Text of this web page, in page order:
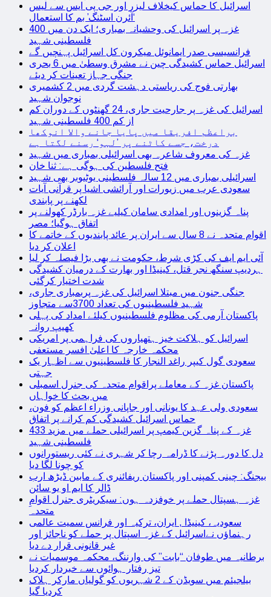
اسرائیل کا حماس کیخلاف لیزر اور جی پی ایس سے لیس
‘آئرن اسٹنگ’ بم کا استعمال
غزہ پر اسرائیل کی وحشیانہ بمباری؛ ایک دن میں 400
فلسطینی شہید
فرانسیسی صدر ایمانوئل میکرون کل اسرائیل پہنچیں گے
اسرائیل حماس کشیدگی چین نے مشرق وسطیٰ میں 6 بحری
جنگی جہاز تعینات کر دیئے
بھارتی فوج کی ریاستی دہشت گردی میں 2 کشمیری
نوجوان شہید
اسرائیل کی غزہ پر جارحیت جاری، 24 گھنٹوں کے دوران کم
از کم 400 فلسطینی شہید
براعظم افریقا میں پایا جانے والا انوکھا
درخت، جسے کاٹنے پر ’لہو‘ رسنے لگتا ہے
غزہ کی معروف شاعرہ بھی اسرائیلی بمباری میں شہید
فتح فلسطین کی ہوگی ہے: ثنا خان
اسرائیلی بمباری میں 12 سالہ فلسطینی یوٹیوبر بھی شہید
سعودی عرب میں زیورات اور آرائشی اشیا پر قرآنی آیات
لکھنے پر پابندی
پناہ گزینوں اور امدادی سامان کیلیے غزہ بارڈر کھولنے پر
اتفاق ہوگیا؛ مصر
اقوام متحدہ نے 8 سال سے ایران پر عائد پابندیوں کے خاتمے کا
اعلان کر دیا
آئی ایم ایف کی کڑی شرط، حکومت نے بھی بڑا فیصلہ کر لیا
ہردیپ سنگھ نجر قتل، کینیڈا اور بھارت کے درمیان کشیدگی
شدت اختیار کرگئی
جنگی جنون میں مبتلا اسرائیل کی غزہ پربمباری جاری،
شہید فلسطینیوں کی تعداد 3700سے متجاوز
پاکستان آرمی کی مظلوم فلسطینیوں کیلئے امداد کی پہلی
کھیپ روانہ
اسرائیل کو ہلاکت خیز ہتھیاروں کی فراہمی پر امریکی
محکمہ خارجہ کا اعلیٰ افسر مستعفی
سعودی گول کیپر راغد النجار کا فلسطینیوں سے اظہار یک
جہتی
پاکستان غزہ کے معاملے پراقوام متحدہ کی جنرل اسمبلی
میں بحث کا خواہاں
سعودی ولی عہد کا یونانی اور جاپانی وزراء اعظم کو فون،
حماس اسرائیل کشیدگی کم کرانے پر اتفاق
غزہ کے پناہ گزین کیمپ پر اسرائیلی حملے میں مزید 433
فلسطینی شہید
دل کا دورہ پڑنے کا ڈرامہ رچا کر شہری نے کئی ریستورانوں
کو چونا لگا دیا
بیجنگ: چینی کمپنی اور پاکستان ریفائنری کے مابین ڈیڑھ ارب
ڈالر کا ایم او یو سائن
غزہ ہسپتال حملے پر خوفزدہ ہوں: سیکریٹری جنرل اقوامِ
متحدہ
سعودیہ، کینیڈا , ایران، ترکیہ اور فرانس سمیت عالمی
رہنماؤں نےاسرائیل کے غزہ اسپتال پر حملے کو ناجائز اور
غیر قانونی قرار دے دیا
برطانیہ میں طوفان “بابت” کی وارننگ، محکمہ موسمیات نے
تیز رفتار ہوائوں سے خبردار کردیا
بیلجیئم میں سویڈن کے 2 شہریوں کو گولیاں مارکر ہلاک
کردیا گیا